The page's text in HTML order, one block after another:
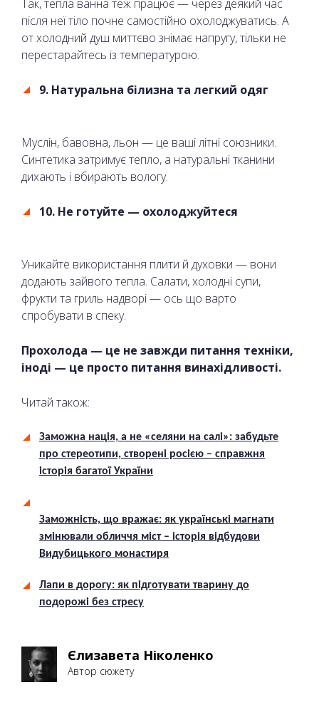
Так, тепла ванна теж працює — через деякий час
після неї тіло почне самостійно охолоджуватись. А
от холодний душ миттєво знімає напругу, тільки не
перестарайтесь із температурою.
9. Натуральна білизна та легкий одяг
Муслін, бавовна, льон — це ваші літні союзники.
Синтетика затримує тепло, а натуральні тканини
дихають і вбирають вологу.
10. Не готуйте — охолоджуйтеся
Уникайте використання плити й духовки — вони
додають зайвого тепла. Салати, холодні супи,
фрукти та гриль надворі — ось що варто
спробувати в спеку.
Прохолода — це не завжди питання техніки,
іноді — це просто питання винахідливості.
Читай також:
Заможна нація, а не «селяни на салі»: забудьте
про стереотипи, створені росією – справжня
історія багатої України
Заможність, що вражає: як українські магнати
змінювали обличчя міст – історія відбудови
Видубицького монастиря
Лапи в дорогу: як підготувати тварину до
подорожі без стресу
Єлизавета Ніколенко
Автор сюжету